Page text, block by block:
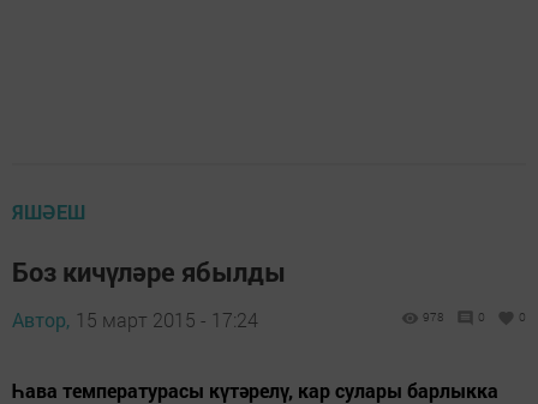
ЯШӘЕШ
Боз кичүләре ябылды
Автор, 15 март 2015 - 17:24 978 0 0
Һава температурасы күтәрелү, кар сулары барлыкка